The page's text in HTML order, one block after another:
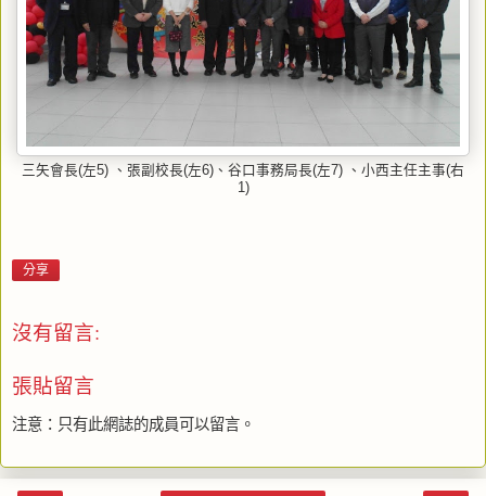
三矢會長(左5) 、張副校長(左6)、谷口事務局長(左7) 、小西主任主事(右
1)
分享
沒有留言:
張貼留言
注意：只有此網誌的成員可以留言。